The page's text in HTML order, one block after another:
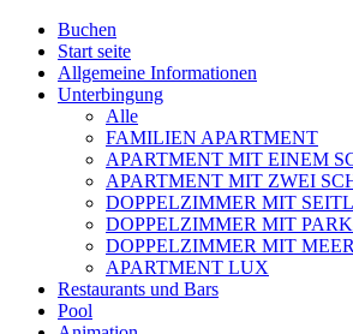
Buchen
Start seite
Allgemeine Informationen
Unterbingung
Alle
FAMILIEN APARTMENT
APARTMENT MIT EINEM
APARTMENT MIT ZWEI
DOPPELZIMMER MIT
DOPPELZIMMER MIT
DOPPELZIMMER MIT
APARTMENT LUX
Restaurants und Bars
Pool